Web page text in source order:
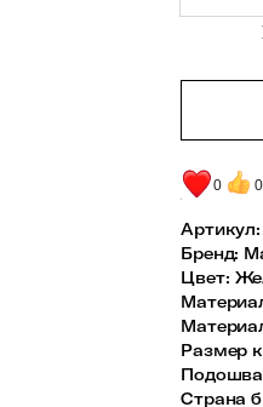
0 0
Артикул:
Бренд:
Цвет:
Размер
Подошва
Страна